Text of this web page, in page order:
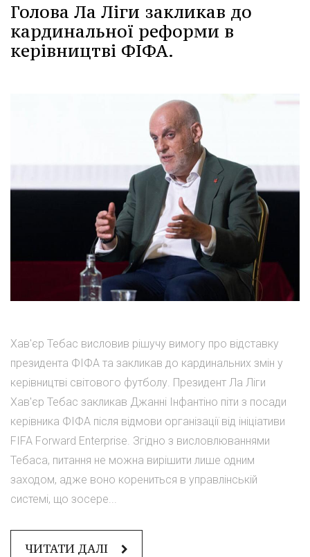
Голова Ла Ліги закликав до
кардинальної реформи в
керівництві ФІФА.
Хав'єр Тебас висловив рішучу вимогу про відставку
президента ФІФА та закликав до кардинальних змін у
керівництві світового футболу. Президент Ла Ліги
Хав'єр Тебас закликав Джанні Інфантіно піти з посади
керівника ФІФА після відмови організації від ініціативи
FIFA Forward Enterprise. Згідно з висловлюваннями
Тебаса, питання не можна вирішити лише одним
заходом, адже воно корениться в управлінській
системі, що зосере...
ЧИТАТИ ДАЛІ